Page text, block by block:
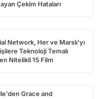
Çekim Hataları
Network, Her ve Marslı'yı
Teknoloji Temalı
Nitelikli 15 Film
Grace and